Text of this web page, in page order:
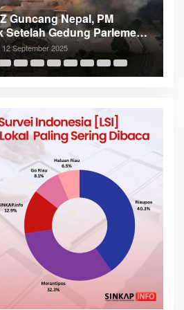
Guncang Nepal, PM
Setelah Gedung Parlemen
12 September 2025